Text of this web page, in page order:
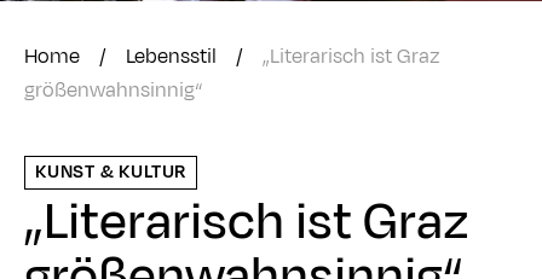
Home / Lebensstil /
„Literarisch ist Graz
größenwahnsinnig“
KUNST & KULTUR
„Literarisch ist Graz